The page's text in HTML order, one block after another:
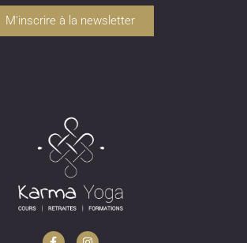
M'inscrire à la newsletter